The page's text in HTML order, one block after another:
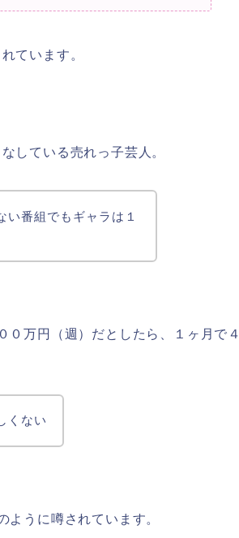
ています。
している売れっ子芸人。
番組でもギャラは１
０万円（週）だとしたら、１ヶ月で４
くない
うに噂されています。